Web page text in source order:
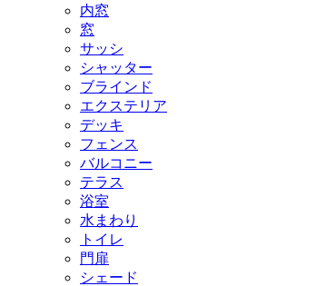
内窓
窓
サッシ
シャッター
ブラインド
エクステリア
デッキ
フェンス
バルコニー
テラス
浴室
水まわり
トイレ
門扉
シェード